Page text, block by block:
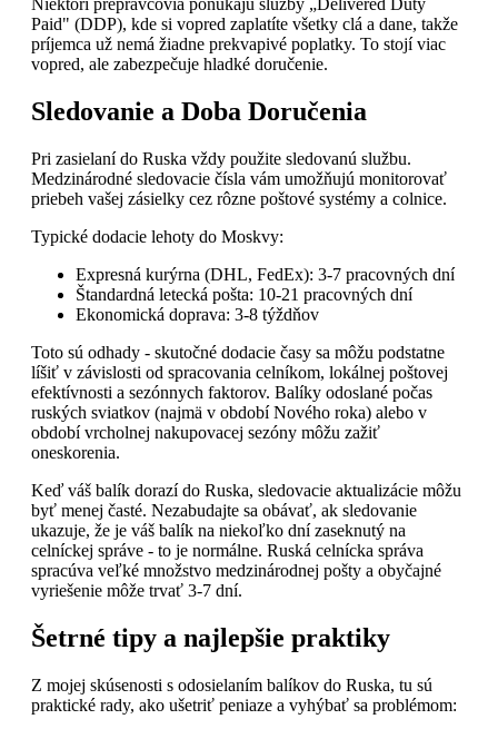
Niektorí prepravcovia ponúkajú služby „Delivered Duty
Paid" (DDP), kde si vopred zaplatíte všetky clá a dane, takže
príjemca už nemá žiadne prekvapivé poplatky. To stojí viac
vopred, ale zabezpečuje hladké doručenie.
Sledovanie a Doba Doručenia
Pri zasielaní do Ruska vždy použite sledovanú službu.
Medzinárodné sledovacie čísla vám umožňujú monitorovať
priebeh vašej zásielky cez rôzne poštové systémy a colnice.
Typické dodacie lehoty do Moskvy:
Expresná kurýrna (DHL, FedEx): 3-7 pracovných dní
Štandardná letecká pošta: 10-21 pracovných dní
Ekonomická doprava: 3-8 týždňov
Toto sú odhady - skutočné dodacie časy sa môžu podstatne
líšiť v závislosti od spracovania celníkom, lokálnej poštovej
efektívnosti a sezónnych faktorov. Balíky odoslané počas
ruských sviatkov (najmä v období Nového roka) alebo v
období vrcholnej nakupovacej sezóny môžu zažiť
oneskorenia.
Keď váš balík dorazí do Ruska, sledovacie aktualizácie môžu
byť menej časté. Nezabudajte sa obávať, ak sledovanie
ukazuje, že je váš balík na niekoľko dní zaseknutý na
celníckej správe - to je normálne. Ruská celnícka správa
spracúva veľké množstvo medzinárodnej pošty a obyčajné
vyriešenie môže trvať 3-7 dní.
Šetrné tipy a najlepšie praktiky
Z mojej skúsenosti s odosielaním balíkov do Ruska, tu sú
praktické rady, ako ušetriť peniaze a vyhýbať sa problémom: